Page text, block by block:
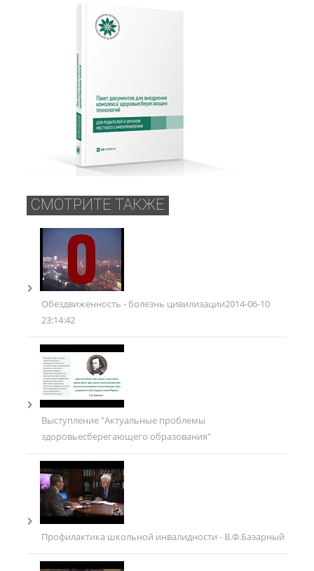
СМОТРИТЕ ТАКЖЕ
Обездвиженность - болезнь цивилизации2014-06-10
23:14:42
Выступление "Актуальные проблемы
здоровьесберегающего образования"
Профилактика школьной инвалидности - В.Ф.Базарный